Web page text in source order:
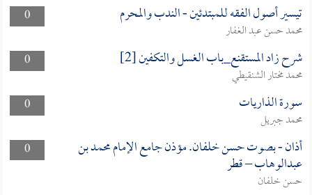
0
تيسير أصول الفقه للمبتدئين - الندب والمحرم
محمد حسن عبد الغفار
0
شرح زاد المستقنع_باب الغسل والتكفين [2]
محمد مختار الشنقيطي
0
سورة الذاريات
محمد جبريل
0
أذان - بصوت حسن خلفان. مؤذن جامع الإمام محمد بن
عبدالوهاب – قطر
حسن خلفان